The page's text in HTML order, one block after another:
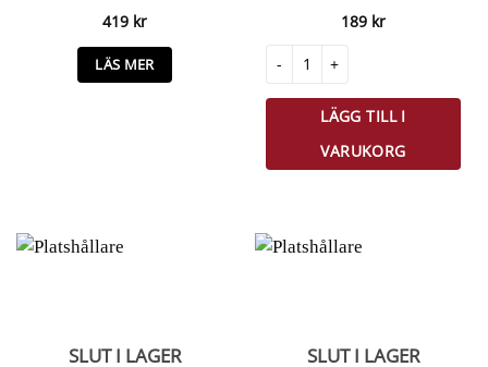
419 kr
LÄS MER
189 kr
Westmark Serveringstång Med
LÄGG TILL I
VARUKORG
SLUT I LAGER SLUT I LAGER